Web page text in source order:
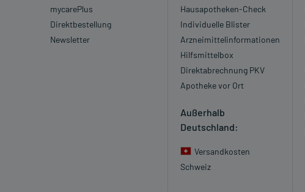
mycarePlus
Direktbestellung
Newsletter
Hausapotheken-Check
Individuelle Blister
Arzneimittelinformationen
Hilfsmittelbox
Direktabrechnung PKV
Apotheke vor Ort
Außerhalb
Deutschland:
Versandkosten
Schweiz